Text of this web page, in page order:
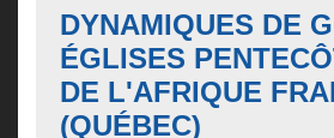
DYNAMIQUES DE
ÉGLISES
DE L'AFRIQUE
(QUÉBEC)